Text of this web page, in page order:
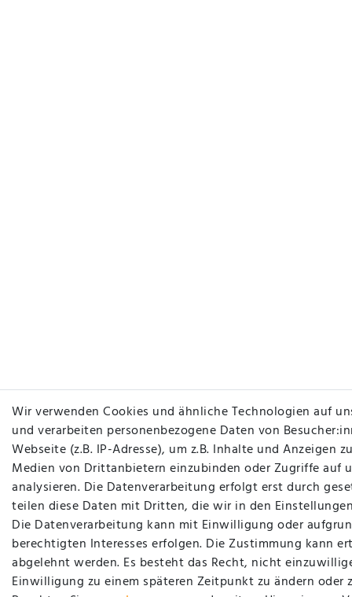
Wir verwenden Cookies und ähnliche Technologien auf
und verarbeiten personenbezogene Daten von
Webseite (z.B. IP-Adresse), um z.B. Inhalte und Anzeigen
Medien von Drittanbietern einzubinden oder Zugriffe auf
analysieren. Die Datenverarbeitung erfolgt erst durch
teilen diese Daten mit Dritten, die wir in den
Die Datenverarbeitung kann mit Einwilligung oder
berechtigten Interesses erfolgen. Die Zustimmung kann
abgelehnt werden. Es besteht das Recht, nicht
Einwilligung zu einem späteren Zeitpunkt zu ändern oder